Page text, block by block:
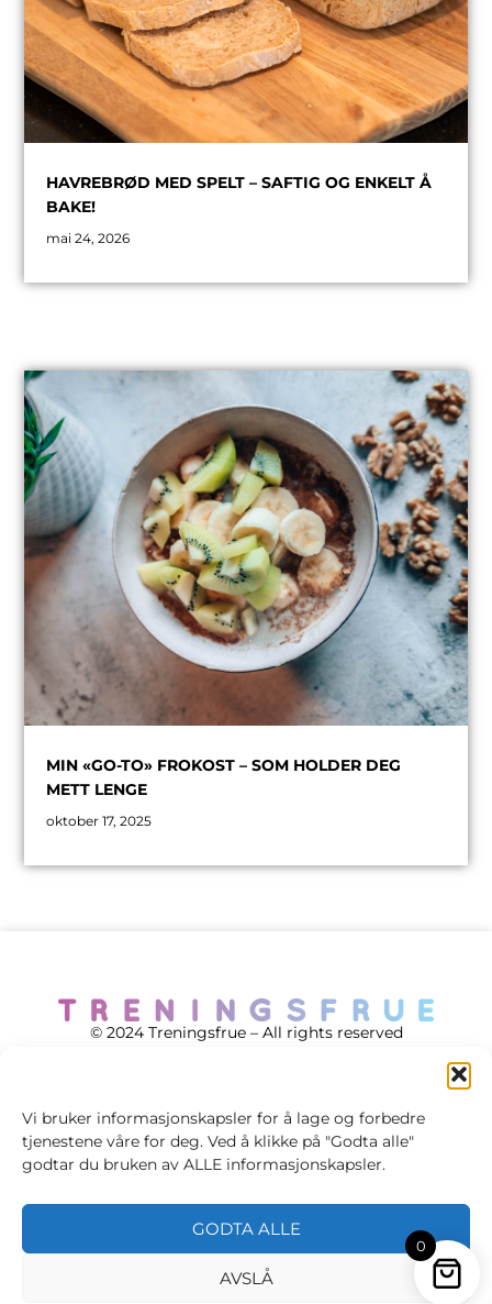
Vi bruker informasjonskapsler for å lage og forbedre
tjenestene våre for deg. Ved å klikke på "Godta alle"
godtar du bruken av ALLE informasjonskapsler.
GODTA ALLE
AVSLÅ
HAVREBRØD MED SPELT – SAFTIG OG ENKELT Å
BAKE!
mai 24, 2026
MIN «GO-TO» FROKOST – SOM HOLDER DEG
METT LENGE
oktober 17, 2025
© 2024 Treningsfrue – All rights reserved
Cookie policy
Personvernsvilkår
0